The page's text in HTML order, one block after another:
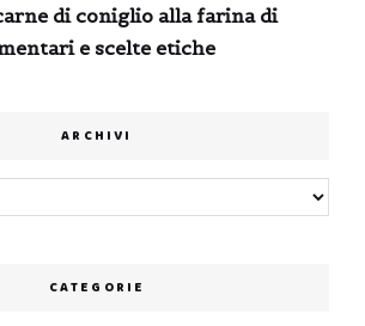
di coniglio alla farina di
e scelte etiche
ARCHIVI
CATEGORIE